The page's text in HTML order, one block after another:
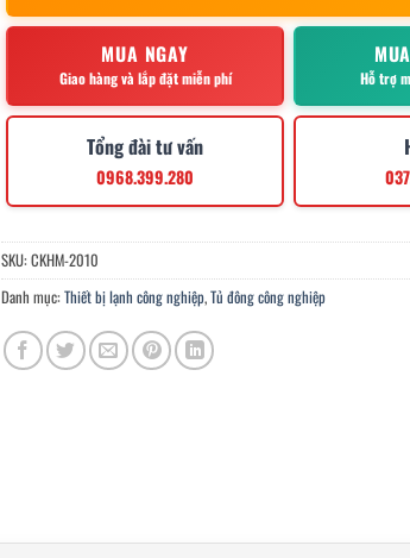
MUA NGAY
Giao hàng và lắp đặt miễn phí Hỗ trợ
Tổng đài tư vấn
0968.399.280
SKU:CKHM-2010
Danh mục:Thiết bị lạnh công nghiệp,Tủ đông công nghiệp